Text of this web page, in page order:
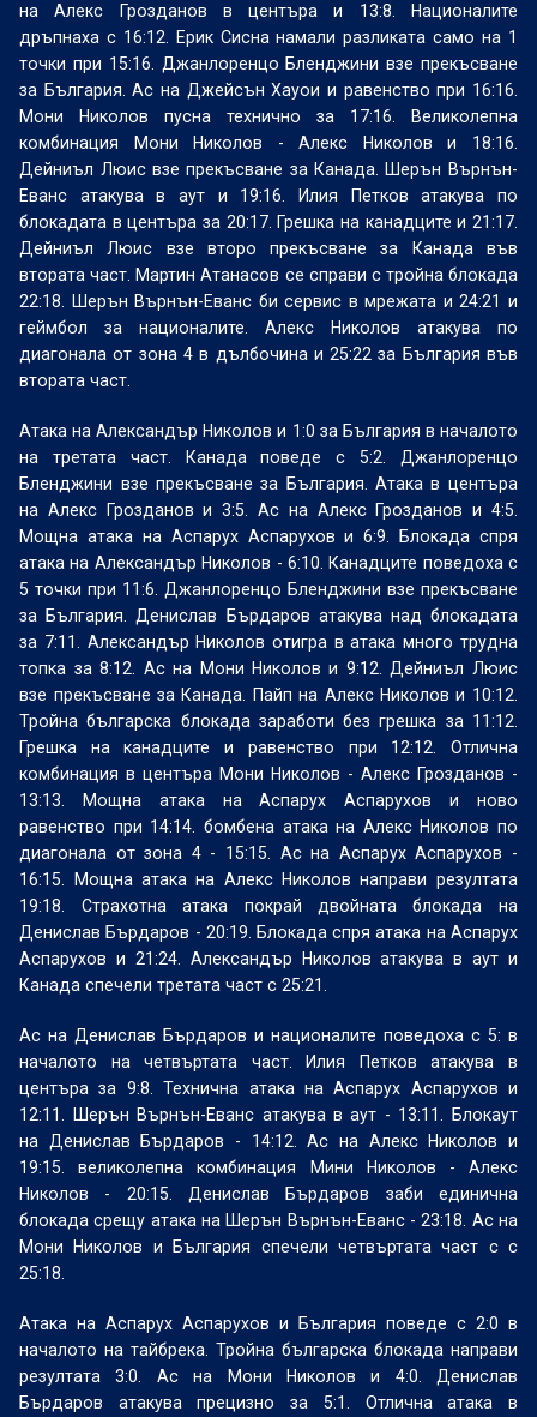
на Алекс Грозданов в центъра и 13:8. Националите
дръпнаха с 16:12. Ерик Сисна намали разликата само на 1
точки при 15:16. Джанлоренцо Бленджини взе прекъсване
за България. Ас на Джейсън Хауои и равенство при 16:16.
Мони Николов пусна технично за 17:16. Великолепна
комбинация Мони Николов - Алекс Николов и 18:16.
Дейниъл Люис взе прекъсване за Канада. Шерън Върнън-
Еванс атакува в аут и 19:16. Илия Петков атакува по
блокадата в центъра за 20:17. Грешка на канадците и 21:17.
Дейниъл Люис взе второ прекъсване за Канада във
втората част. Мартин Атанасов се справи с тройна блокада
22:18. Шерън Върнън-Еванс би сервис в мрежата и 24:21 и
геймбол за националите. Алекс Николов атакува по
диагонала от зона 4 в дълбочина и 25:22 за България във
втората част.
Атака на Александър Николов и 1:0 за България в началото
на третата част. Канада поведе с 5:2. Джанлоренцо
Бленджини взе прекъсване за България. Атака в центъра
на Алекс Грозданов и 3:5. Ас на Алекс Грозданов и 4:5.
Мощна атака на Аспарух Аспарухов и 6:9. Блокада спря
атака на Александър Николов - 6:10. Канадците поведоха с
5 точки при 11:6. Джанлоренцо Бленджини взе прекъсване
за България. Денислав Бърдаров атакува над блокадата
за 7:11. Александър Николов отигра в атака много трудна
топка за 8:12. Ас на Мони Николов и 9:12. Дейниъл Люис
взе прекъсване за Канада. Пайп на Алекс Николов и 10:12.
Тройна българска блокада заработи без грешка за 11:12.
Грешка на канадците и равенство при 12:12. Отлична
комбинация в центъра Мони Николов - Алекс Грозданов -
13:13. Мощна атака на Аспарух Аспарухов и ново
равенство при 14:14. бомбена атака на Алекс Николов по
диагонала от зона 4 - 15:15. Ас на Аспарух Аспарухов -
16:15. Мощна атака на Алекс Николов направи резултата
19:18. Страхотна атака покрай двойната блокада на
Денислав Бърдаров - 20:19. Блокада спря атака на Аспарух
Аспарухов и 21:24. Александър Николов атакува в аут и
Канада спечели третата част с 25:21.
Ас на Денислав Бърдаров и националите поведоха с 5: в
началото на четвъртата част. Илия Петков атакува в
центъра за 9:8. Технична атака на Аспарух Аспарухов и
12:11. Шерън Върнън-Еванс атакува в аут - 13:11. Блокаут
на Денислав Бърдаров - 14:12. Ас на Алекс Николов и
19:15. великолепна комбинация Мини Николов - Алекс
Николов - 20:15. Денислав Бърдаров заби единична
блокада срещу атака на Шерън Върнън-Еванс - 23:18. Ас на
Мони Николов и България спечели четвъртата част с с
25:18.
Атака на Аспарух Аспарухов и България поведе с 2:0 в
началото на тайбрека. Тройна българска блокада направи
резултата 3:0. Ас на Мони Николов и 4:0. Денислав
Бърдаров атакува прецизно за 5:1. Отлична атака в